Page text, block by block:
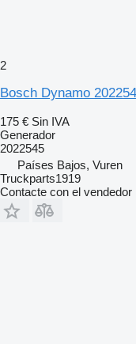
2
Bosch Dynamo
175 € Sin IVA
Generador
2022545
Países Bajos, Vuren
Truckparts1919
Contacte con el vendedor